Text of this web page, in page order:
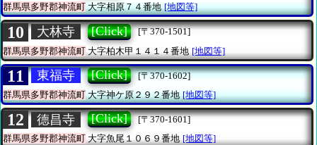
群馬県多野郡神流町大字相原７４番地 [地図等]
10 大林寺 [Click]
[〒370-1501]
群馬県多野郡神流町 大字柏木甲１４１４番地 [地図等]
11 東福寺 [Click]
[〒370-1602]
群馬県多野郡神流町大字神ケ原２９２番地 [地図等]
12 德昌寺 [Click]
[〒370-1601]
群馬県多野郡神流町大字魚尾１０６９番地 [地図等]